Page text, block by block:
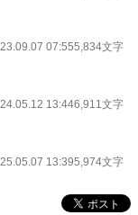
07:555,834文字
13:446,911文字
13:395,974文字